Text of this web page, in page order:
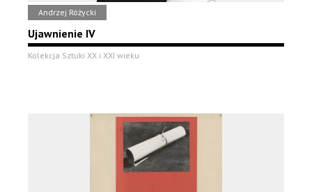
Andrzej Różycki
Ujawnienie IV
Kolekcja Sztuki XX i XXI wieku